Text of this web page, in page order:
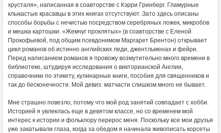
хрусталя», написанная в соавторстве с Кэрри Гринберг. Гламурные
клыкастые красавцы в этих книгах отсутствуют. Зато здесь описаны
способы борьбы с нечистью посредством серебряных ложек, микробов
и мешка картошки. «Жемчуг проклятых» (в соавторстве с Еленой
Прокофьевой, под общим псевдонимом Маргарет Брентон) открывает
цикл романов об истинно английских леди, джентльменах и фейри.
Перед написанием романов я провожу возмутительно много времени в
библиотеке, штудируя исследования о викторианской Англии,
справочники по этикету, кулинарные книги, пособия для священников и
так до бесконечности. Мой девиз: матчасти слишком много не бывает.
Мне страшно повезло, потому что мой род занятий совпадает с хобби.
Историей я увлеклась еще в девятом классе, но со временем мой
интерес к истории и фольклору перерос меня. Поскольку все мои друзья
уже закатывали глаза, когда за обедом я начинала живописать корсеты